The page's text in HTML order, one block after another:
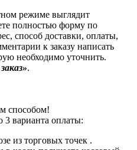
режиме выглядит
полностью форму по
способ доставки, оплаты,
к заказу написать
необходимо уточнить.
.
способом!
3 варианта оплаты:
из торговых точек .